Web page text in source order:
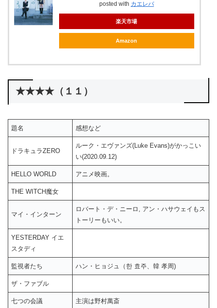
posted with カエレバ
楽天市場
Amazon
★★★★（１１）
題名 感想など
ドラキュラZERO
ルーク・エヴァンズ(Luke Evans)がかっこい
い(2020.09.12)
HELLO WORLD アニメ映画。
THE WITCH魔女
マイ・インターン
ロバート・デ・ニーロ, アン・ハサウェイもス
トーリーもいい。
YESTERDAY イエ
スタディ
監視者たち ハン・ヒョジュ（한 효주、韓 孝周)
ザ・ファブル
七つの会議 主演は野村萬斎